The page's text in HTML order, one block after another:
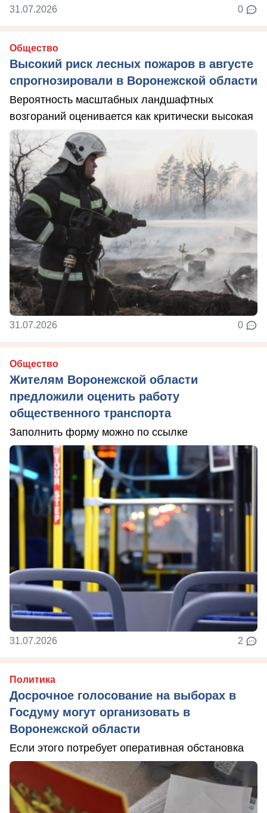
31.07.2026 0
Общество
Высокий риск лесных пожаров в августе
спрогнозировали в Воронежской области
Вероятность масштабных ландшафтных
возгораний оценивается как критически высокая
31.07.2026 0
Общество
Жителям Воронежской области
предложили оценить работу
общественного транспорта
Заполнить форму можно по ссылке
31.07.2026 2
Политика
Досрочное голосование на выборах в
Госдуму могут организовать в
Воронежской области
Если этого потребует оперативная обстановка